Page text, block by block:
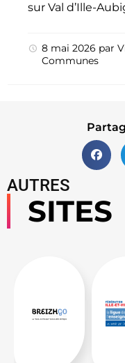
sur Val d’Ille-
8 mai 2026 par
Communes
AUTRES
SITES